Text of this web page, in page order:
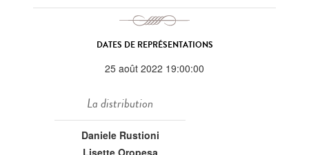
DATES DE REPRÉSENTATIONS
25 août 2022 19:00:00
La distribution
Daniele Rustioni